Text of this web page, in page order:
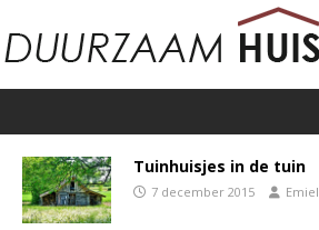
Tuinhuisjes in de tuin
7 december 2015 Emiel